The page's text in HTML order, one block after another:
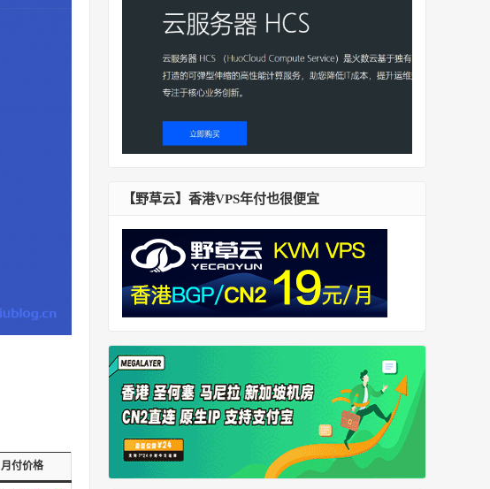
月付价格
【野草云】香港VPS年付也很便宜